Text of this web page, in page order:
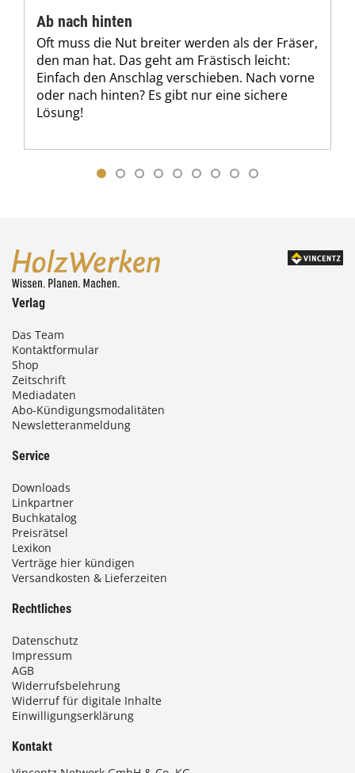
Ab nach hinten
Oft muss die Nut breiter werden als der Fräser,
den man hat. Das geht am Frästisch leicht:
Einfach den Anschlag verschieben. Nach vorne
oder nach hinten? Es gibt nur eine sichere
Lösung!
Verlag
Das Team
Kontaktformular
Shop
Zeitschrift
Mediadaten
Abo-Kündigungsmodalitäten
Newsletteranmeldung
Service
Downloads
Linkpartner
Buchkatalog
Preisrätsel
Lexikon
Verträge hier kündigen
Versandkosten & Lieferzeiten
Rechtliches
Datenschutz
Impressum
AGB
Widerrufsbelehrung
Widerruf für digitale Inhalte
Einwilligungserklärung
Kontakt